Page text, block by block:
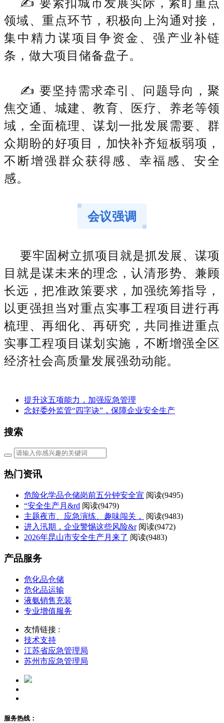
领域、重点环节，积极向上沟通对接，
集中精力谋项目争资金、强产业补链
条，做大项目储备盘子。
✍ 要坚持需求牵引、问题导向，聚
焦交通、城建、教育、医疗、养老等领
域，全面梳理、谋划一批发展需要、群
众期盼的好项目，加快补齐短板弱项，
不断增强群众获得感、幸福感、安全
感。
会议强调
要牢固树立抓项目就是抓发展、谋项
目就是谋未来的理念，认清形势、兼顾
长远，把准政策要求，加强统筹指导，
以更强担当对重点实事工程项目进行再
梳理、再细化、再研究，共同推进重点
实事工程项目谋划实施，不断增强全区
经济社会高质量发展强劲动能。
提升这五项能力，加强应急管理
念好委外监管“四字诀”，保障企业安全生产
搜索
热门资讯
危险化学品仓储岗前五分钟安全宣 阅读(9495)
“安全生产月&rd 阅读(9479)
主题夜市、应急演练、趣味闯关，
阅读(9483)
进入汛期，企业警惕这些风险&r 阅读(9472)
2026年昆山市安全生产月来了 阅读(9483)
产品服务
危化品仓储
危化品运输
液氨销售充装
专业增值服务
友情链接 :
技术支持
江苏省应急管理局
苏州市应急管理局
服务热线：